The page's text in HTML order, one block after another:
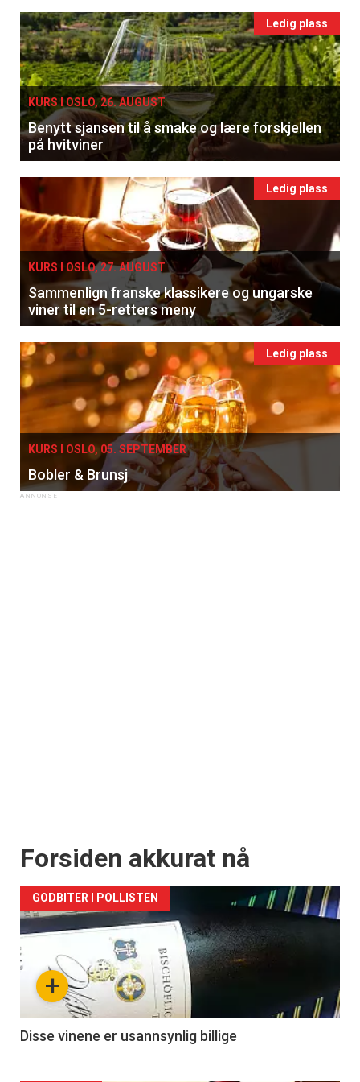
Ledig plass
KURS I OSLO, 26. AUGUST
Benytt sjansen til å smake og lære forskjellen
på hvitviner
Ledig plass
KURS I OSLO, 27. AUGUST
Sammenlign franske klassikere og ungarske
viner til en 5-retters meny
Ledig plass
KURS I OSLO, 05. SEPTEMBER
Bobler & Brunsj
Forsiden akkurat nå
+
GODBITER I POLLISTEN
Disse vinene er usannsynlig billige